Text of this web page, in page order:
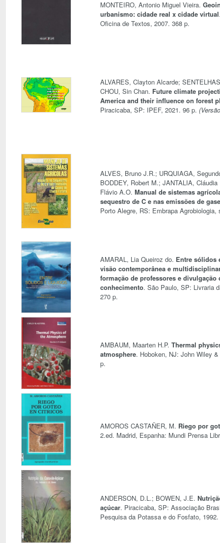
MONTEIRO, Antonio Miguel Vieira.
urbanismo: cidade real x cidade virtual
Oficina de Textos, 2007. 368 p.
ALVARES, Clayton Alcarde;
CHOU, Sin Chan. Future climate
America and their influence on forest
Piracicaba, SP: IPEF, 2021. 96 p.
ALVES, Bruno J.R.; URQUIAGA,
BODDEY, Robert M.; JANTALIA,
Flávio A.O. Manual de sistemas
sequestro de C e nas emissões de
Porto Alegre, RS: Embrapa Agrobiologia,
AMARAL, Lia Queiroz do. Entre sólidos
visão contemporânea e
formação de professores e divulgação
conhecimento. São Paulo, SP: Livraria
270 p.
AMBAUM, Maarten H.P. Thermal
atmosphere. Hoboken, NJ: John Wiley
p.
AMOROS CASTAÑER, M. Riego por
2.ed. Madrid, Espanha: Mundi Prensa
ANDERSON, D.L.; BOWEN, J.E.
açúcar. Piracicaba, SP: Associação
Pesquisa da Potassa e do Fosfato,